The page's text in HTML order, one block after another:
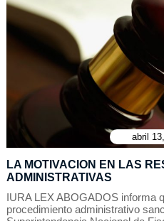
abril
LA MOTIVACION EN LAS
ADMINISTRATIVAS
IURA LEX ABOGADOS informa
procedimiento administrativo